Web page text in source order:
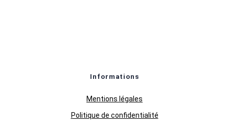
Informations
Mentions légales
Politique de confidentialité